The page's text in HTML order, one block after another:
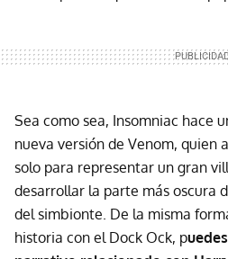
Sea como sea, Insomniac hace
nueva versión de Venom, quien
solo para representar un gran
desarrollar la parte más oscura
del simbionte. De la misma
historia con el Dock Ock, p